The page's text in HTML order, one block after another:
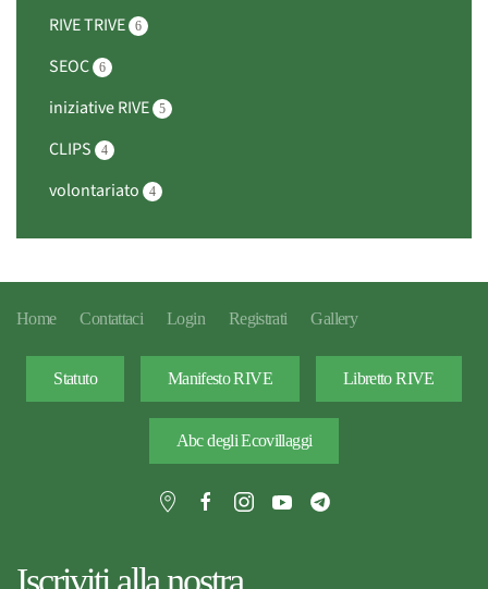
RIVE TRIVE 6
SEOC 6
iniziative RIVE 5
CLIPS 4
volontariato 4
Home Contattaci Login Registrati Gallery
Statuto Manifesto RIVE Libretto RIVE
Abc degli Ecovillaggi
Iscriviti alla nostra